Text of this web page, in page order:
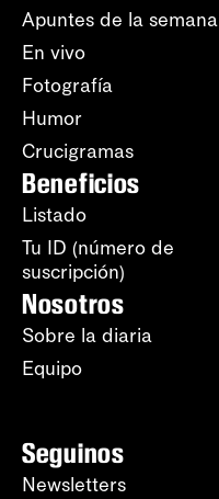
Apuntes de la semana
En vivo
Fotografía
Humor
Crucigramas
Beneficios
Listado
Tu ID (número de
suscripción)
Nosotros
Sobre la diaria
Equipo
Seguinos
Newsletters